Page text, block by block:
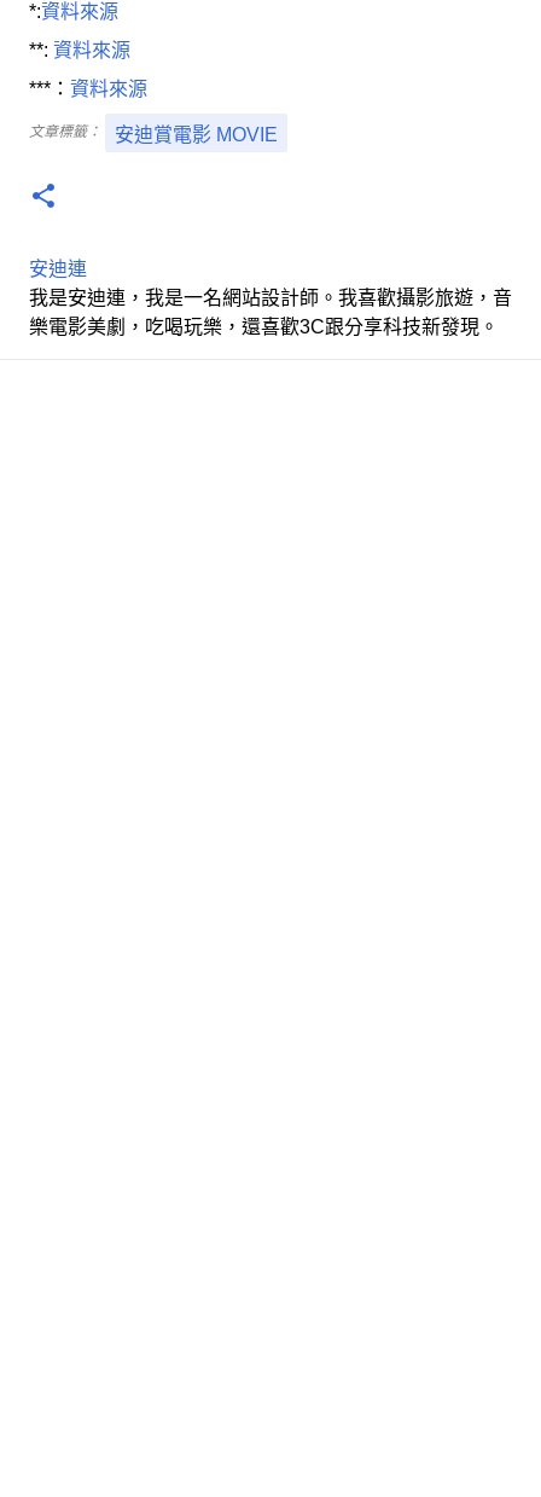
*:資料來源
**: 資料來源
***： 資料來源
文章標籤： 安迪賞電影 MOVIE
安迪連
我是安迪連，我是一名網站設計師。我喜歡攝影旅遊，音
樂電影美劇，吃喝玩樂，還喜歡3C跟分享科技新發現。